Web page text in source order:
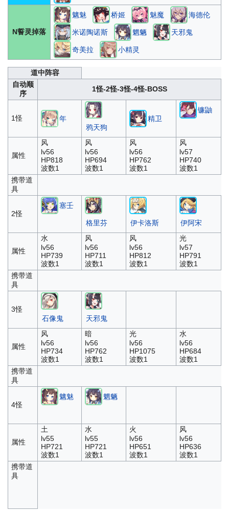
N誓灵掉落
魑魅 桥姬 魅魔 海德伦
米诺陶诺斯 魍魉 天邪鬼
奇美拉 小精灵
道中阵容
自动顺
序
1怪-2怪-3怪-4怪-BOSS
1怪
年
鸦天狗
精卫
镰鼬
属性
风
lv56
HP818
波数1
风
lv56
HP694
波数1
风
lv56
HP762
波数1
风
lv57
HP740
波数1
携带道
具
2怪
塞壬
格里芬 伊卡洛斯 伊阿宋
属性
水
lv56
HP739
波数1
风
lv56
HP711
波数1
风
lv56
HP812
波数1
光
lv57
HP791
波数1
携带道
具
3怪
石像鬼
天邪鬼
属性
风
lv56
HP734
波数1
暗
lv56
HP762
波数1
光
lv56
HP1075
波数1
水
lv56
HP684
波数1
携带道
具
4怪
魑魅 魍魉
属性
土
lv55
HP721
波数1
水
lv55
HP721
波数1
火
lv56
HP651
波数1
风
lv56
HP636
波数1
携带道
具